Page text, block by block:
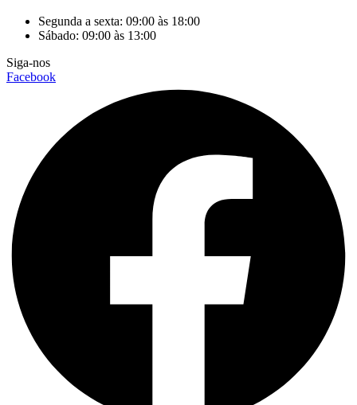
Segunda a sexta: 09:00 às 18:00
Sábado: 09:00 às 13:00
Siga-nos
Facebook